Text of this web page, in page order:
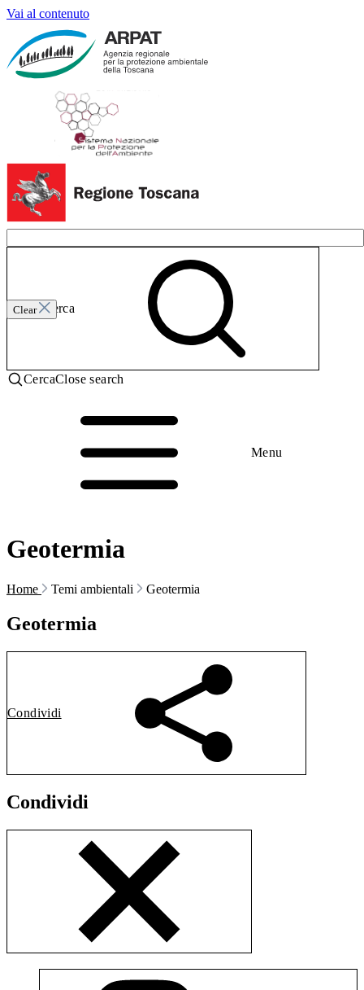
Vai al contenuto
Clear
Invia ricerca
CercaClose search
Menu
Geotermia
Home Temi ambientali Geotermia
Geotermia
Condividi
Condividi